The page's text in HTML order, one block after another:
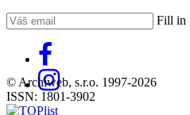
Fill in
© Archiweb, s.r.o. 1997-2026
ISSN: 1801-3902